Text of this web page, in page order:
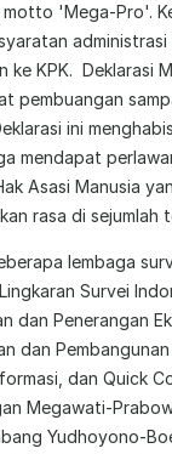
motto 'Mega-Pro'.
administrasi
ke KPK. Deklarasi
pembuangan
ini
mendapat
Asasi Manusia
rasa di sejumlah
lembaga
Survei
dan Penerangan
dan Pembangunan
dan Quick
Megawati-
Yudhoyono-